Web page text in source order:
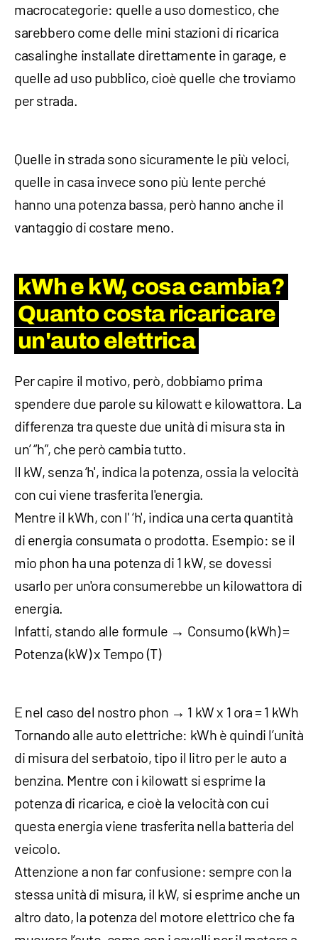
macrocategorie: quelle a uso domestico, che
sarebbero come delle mini stazioni di ricarica
casalinghe installate direttamente in garage, e
quelle ad uso pubblico, cioè quelle che troviamo
per strada.
Quelle in strada sono sicuramente le più veloci,
quelle in casa invece sono più lente perché
hanno una potenza bassa, però hanno anche il
vantaggio di costare meno.
kWh e kW, cosa cambia?
Quanto costa ricaricare
un'auto elettrica
Per capire il motivo, però, dobbiamo prima
spendere due parole su kilowatt e kilowattora. La
differenza tra queste due unità di misura sta in
un’ “h”, che però cambia tutto.
Il kW, senza ‘h', indica la potenza, ossia la velocità
con cui viene trasferita l'energia.
Mentre il kWh, con l' ‘h', indica una certa quantità
di energia consumata o prodotta. Esempio: se il
mio phon ha una potenza di 1 kW, se dovessi
usarlo per un'ora consumerebbe un kilowattora di
energia.
Infatti, stando alle formule → Consumo (kWh) =
Potenza (kW) x Tempo (T)
E nel caso del nostro phon → 1 kW x 1 ora = 1 kWh
Tornando alle auto elettriche: kWh è quindi l’unità
di misura del serbatoio, tipo il litro per le auto a
benzina. Mentre con i kilowatt si esprime la
potenza di ricarica, e cioè la velocità con cui
questa energia viene trasferita nella batteria del
veicolo.
Attenzione a non far confusione: sempre con la
stessa unità di misura, il kW, si esprime anche un
altro dato, la potenza del motore elettrico che fa